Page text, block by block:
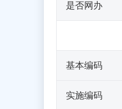
是否网办
基本编码
实施编码